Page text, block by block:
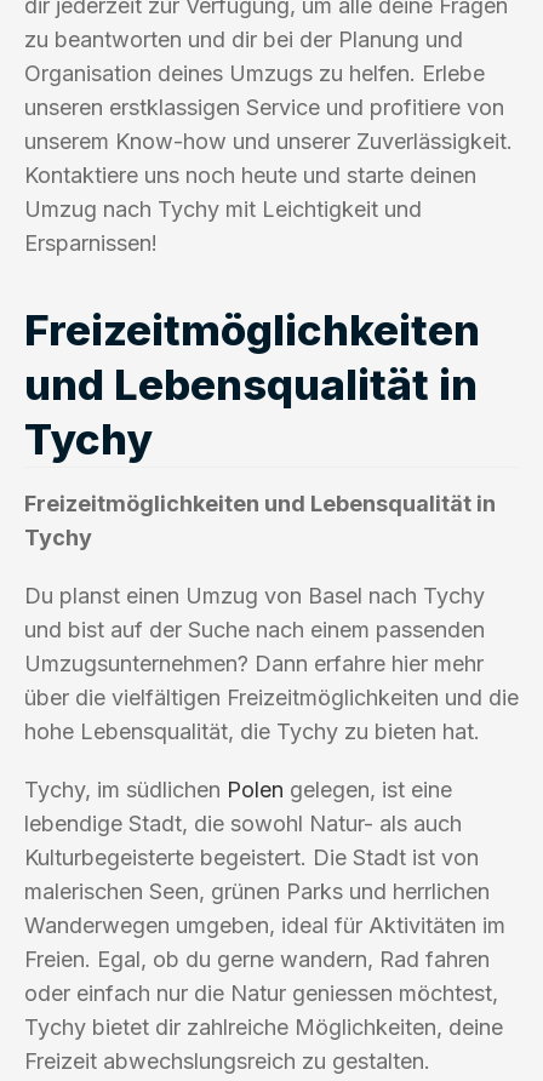
dir jederzeit zur Verfügung, um alle deine Fragen
zu beantworten und dir bei der Planung und
Organisation deines Umzugs zu helfen. Erlebe
unseren erstklassigen Service und profitiere von
unserem Know-how und unserer Zuverlässigkeit.
Kontaktiere uns noch heute und starte deinen
Umzug nach Tychy mit Leichtigkeit und
Ersparnissen!
Freizeitmöglichkeiten
und Lebensqualität in
Tychy
Freizeitmöglichkeiten und Lebensqualität in
Tychy
Du planst einen Umzug von Basel nach Tychy
und bist auf der Suche nach einem passenden
Umzugsunternehmen? Dann erfahre hier mehr
über die vielfältigen Freizeitmöglichkeiten und die
hohe Lebensqualität, die Tychy zu bieten hat.
Tychy, im südlichen Polen gelegen, ist eine
lebendige Stadt, die sowohl Natur- als auch
Kulturbegeisterte begeistert. Die Stadt ist von
malerischen Seen, grünen Parks und herrlichen
Wanderwegen umgeben, ideal für Aktivitäten im
Freien. Egal, ob du gerne wandern, Rad fahren
oder einfach nur die Natur geniessen möchtest,
Tychy bietet dir zahlreiche Möglichkeiten, deine
Freizeit abwechslungsreich zu gestalten.